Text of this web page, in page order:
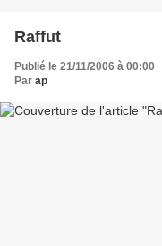
Raffut
Publié le 21/11/2006 à 00:00
Par ap